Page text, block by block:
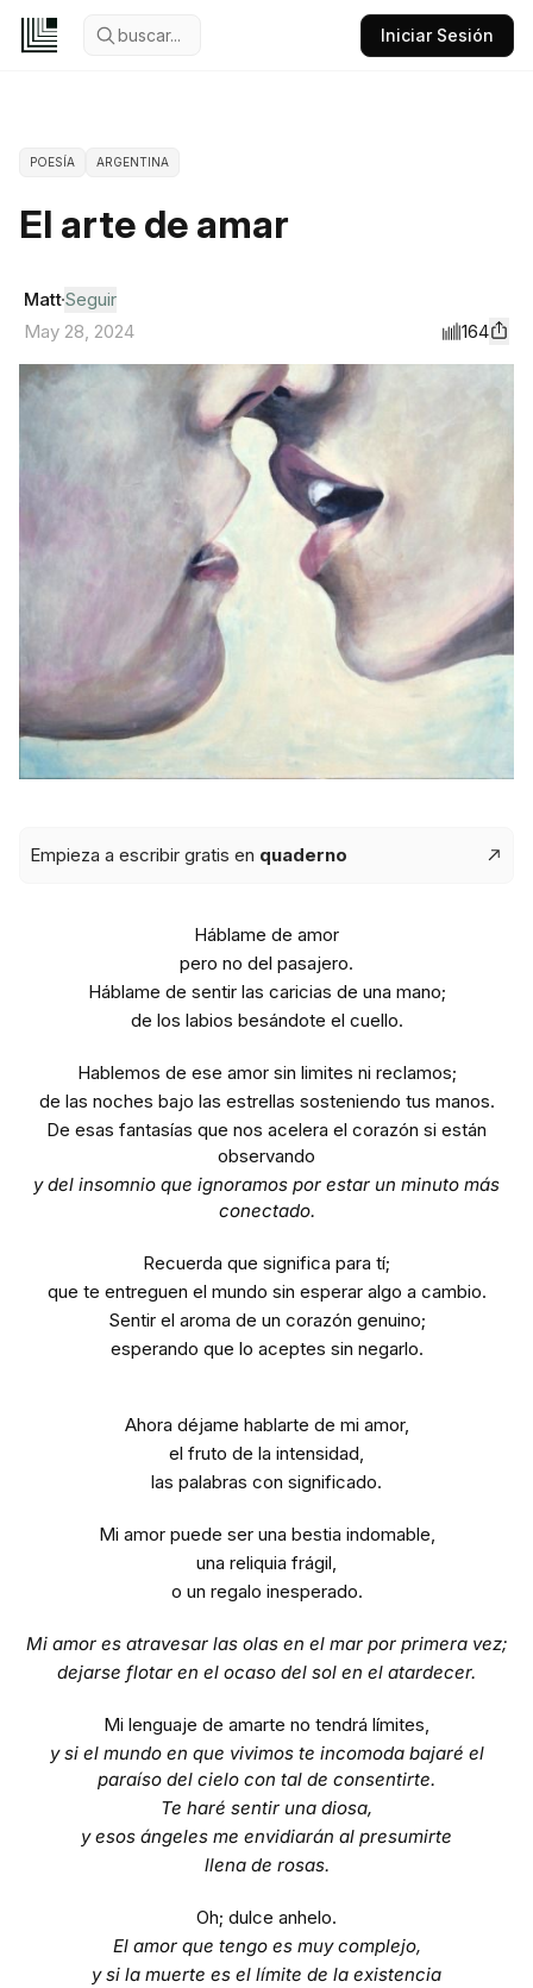
buscar... Iniciar Sesión
POESÍA ARGENTINA
El arte de amar
MattSeguir
May 28, 2024
164
Empieza a escribir gratis en quaderno
Háblame de amor
pero no del pasajero.
Háblame de sentir las caricias de una mano;
de los labios besándote el cuello.
Hablemos de ese amor sin limites ni reclamos;
de las noches bajo las estrellas sosteniendo tus manos.
De esas fantasías que nos acelera el corazón si están
observando
y del insomnio que ignoramos por estar un minuto más
conectado.
Recuerda que significa para tí;
que te entreguen el mundo sin esperar algo a cambio.
Sentir el aroma de un corazón genuino;
esperando que lo aceptes sin negarlo.
Ahora déjame hablarte de mi amor,
el fruto de la intensidad,
las palabras con significado.
Mi amor puede ser una bestia indomable,
una reliquia frágil,
o un regalo inesperado.
Mi amor es atravesar las olas en el mar por primera vez;
dejarse flotar en el ocaso del sol en el atardecer.
Mi lenguaje de amarte no tendrá límites,
y si el mundo en que vivimos te incomoda bajaré el
paraíso del cielo con tal de consentirte.
Te haré sentir una diosa,
y esos ángeles me envidiarán al presumirte
llena de rosas.
Oh; dulce anhelo.
El amor que tengo es muy complejo,
y si la muerte es el límite de la existencia